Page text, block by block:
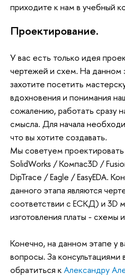
приходите к нам в учебный
Проектирование.
У вас есть только идея
чертежей и схем. На данном
захотите посетить
вдохновения и понимания
сожалению, работать сразу
смысла. Для начала
что вы хотите создавать.
Мы советуем
SolidWorks / Компас3D /
DipTrace / Eagle / EasyEDA.
данного этапа являются
соответствии с ЕСКД) и 3D
изготовления платы - схемы и
Конечно, на данном этапе у
вопросы. За консультациями
обратиться кАлександру